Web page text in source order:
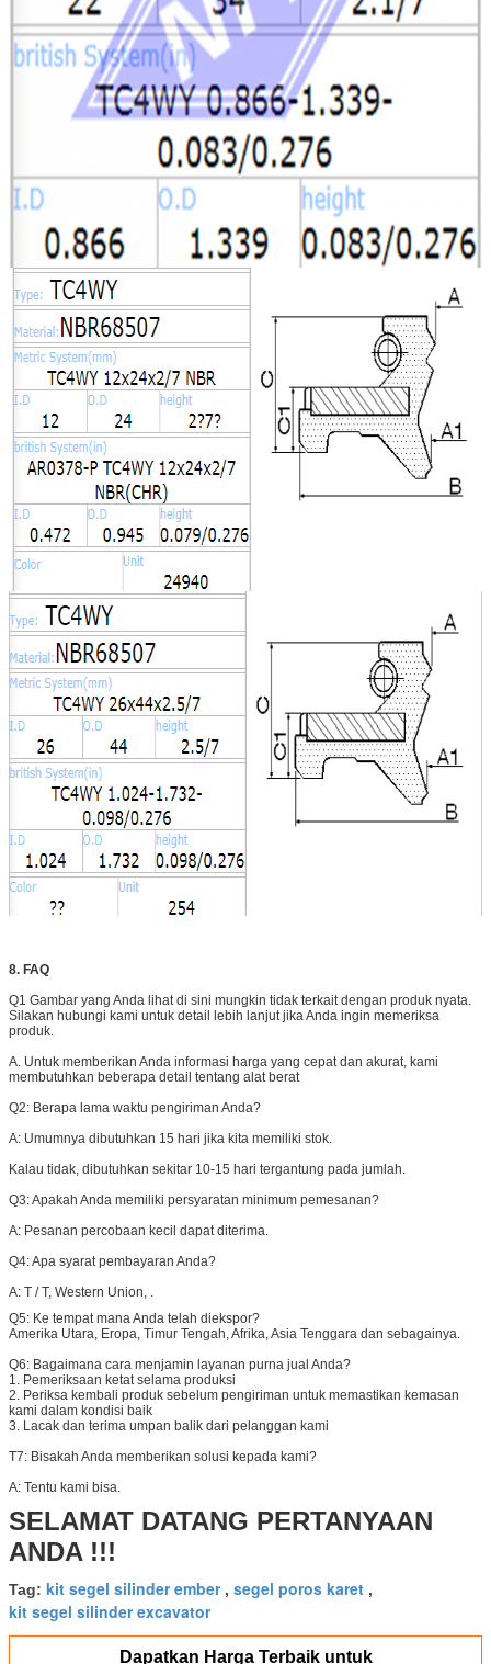
8. FAQ
Q1 Gambar yang Anda lihat di sini mungkin tidak terkait dengan produk nyata.
Silakan hubungi kami untuk detail lebih lanjut jika Anda ingin memeriksa
produk.
A. Untuk memberikan Anda informasi harga yang cepat dan akurat, kami
membutuhkan beberapa detail tentang alat berat
Q2: Berapa lama waktu pengiriman Anda?
A: Umumnya dibutuhkan 15 hari jika kita memiliki stok.
Kalau tidak, dibutuhkan sekitar 10-15 hari tergantung pada jumlah.
Q3: Apakah Anda memiliki persyaratan minimum pemesanan?
A: Pesanan percobaan kecil dapat diterima.
Q4: Apa syarat pembayaran Anda?
A: T / T, Western Union, .
Q5: Ke tempat mana Anda telah diekspor?
Amerika Utara, Eropa, Timur Tengah, Afrika, Asia Tenggara dan sebagainya.
Q6: Bagaimana cara menjamin layanan purna jual Anda?
1. Pemeriksaan ketat selama produksi
2. Periksa kembali produk sebelum pengiriman untuk memastikan kemasan
kami dalam kondisi baik
3. Lacak dan terima umpan balik dari pelanggan kami
T7: Bisakah Anda memberikan solusi kepada kami?
A: Tentu kami bisa.
SELAMAT DATANG PERTANYAAN
ANDA !!!
Tag: kit segel silinder ember, segel poros karet ,
kit segel silinder excavator
Dapatkan Harga Terbaik untuk